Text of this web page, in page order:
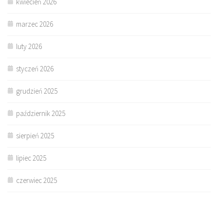
marzec 2026
luty 2026
styczeń 2026
grudzień 2025
październik 2025
sierpień 2025
lipiec 2025
czerwiec 2025